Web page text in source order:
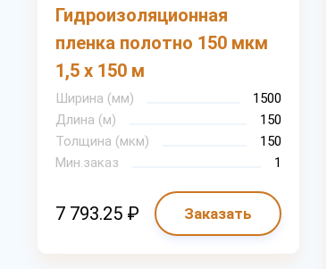
Гидроизоляционная
пленка полотно 150 мкм
1,5 х 150 м
Ширина (мм)
1500
Длина (м)
150
Толщина (мкм)
150
Мин.заказ
1
7 793.25 ₽ Заказать